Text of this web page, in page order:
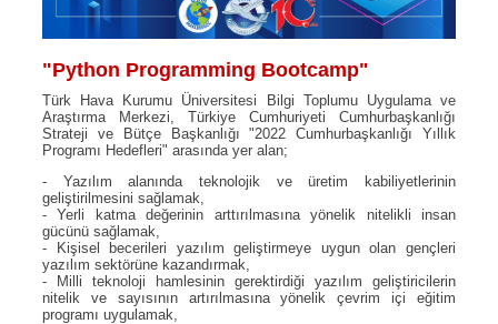
"Python Programming Bootcamp"
Türk Hava Kurumu Üniversitesi Bilgi Toplumu Uygulama ve
Araştırma Merkezi, Türkiye Cumhuriyeti Cumhurbaşkanlığı
Strateji ve Bütçe Başkanlığı "2022 Cumhurbaşkanlığı Yıllık
Programı Hedefleri" arasında yer alan;
- Yazılım alanında teknolojik ve üretim kabiliyetlerinin
geliştirilmesini sağlamak,
- Yerli katma değerinin arttırılmasına yönelik nitelikli insan
gücünü sağlamak,
- Kişisel becerileri yazılım geliştirmeye uygun olan gençleri
yazılım sektörüne kazandırmak,
- Milli teknoloji hamlesinin gerektirdiği yazılım geliştiricilerin
nitelik ve sayısının artırılmasına yönelik çevrim içi eğitim
programı uygulamak,